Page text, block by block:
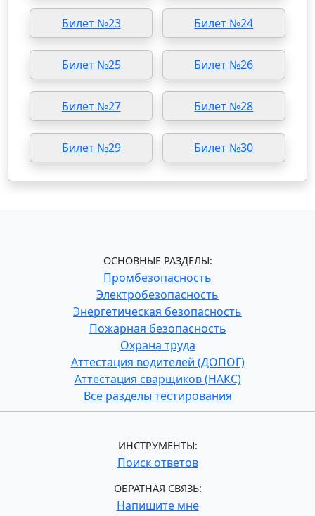
Билет №23 Билет №24
Билет №25 Билет №26
Билет №27 Билет №28
Билет №29 Билет №30
ОСНОВНЫЕ РАЗДЕЛЫ:
Промбезопасность
Электробезопасность
Энергетическая безопасность
Пожарная безопасность
Охрана труда
Аттестация водителей (ДОПОГ)
Аттестация сварщиков (НАКС)
Все разделы тестирования
ИНСТРУМЕНТЫ:
Поиск ответов
ОБРАТНАЯ СВЯЗЬ:
Напишите мне